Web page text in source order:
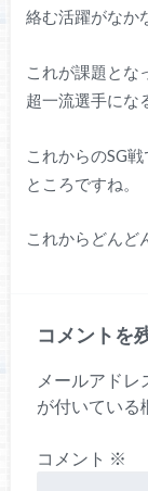
絡む活躍がなか
これが課題とな
超一流選手にな
これからのSG
ところですね。
これからどんど
コメントを
メールアドレ
が付いている
コメント ※